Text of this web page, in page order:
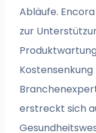
Abläufe.
zur
erstreckt sich